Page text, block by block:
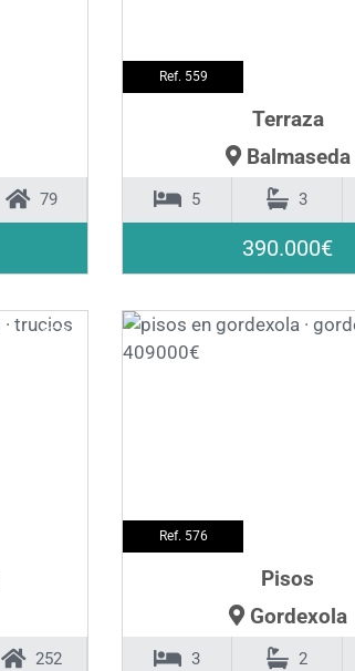
79
Ref. 559
Terraza
Balmaseda
5 3
390.000€
252
Ref. 576
Pisos
Gordexola
3 2